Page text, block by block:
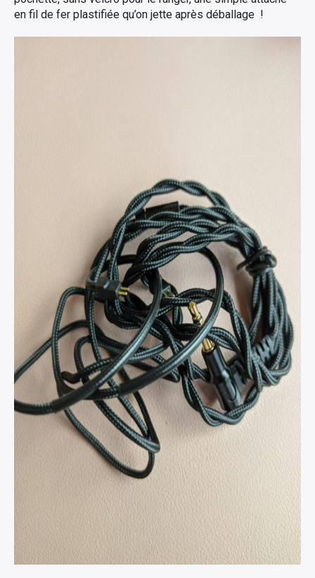
en fil de fer plastifiée qu’on jette après déballage !